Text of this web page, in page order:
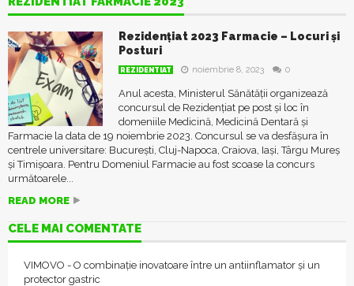
Rezidențiat 2023 Farmacie – Locuri și
Posturi
REZIDENTIAT noiembrie 8, 2023 0
Anul acesta, Ministerul Sănătății organizează
concursul de Rezidențiat pe post și loc în
domeniile Medicină, Medicină Dentară și
Farmacie la data de 19 noiembrie 2023. Concursul se va desfășura în
centrele universitare: București, Cluj-Napoca, Craiova, Iași, Târgu Mureș
și Timișoara. Pentru Domeniul Farmacie au fost scoase la concurs
următoarele...
READ MORE
CELE MAI COMENTATE
VIMOVO - O combinație inovatoare între un antiinflamator și un
protector gastric